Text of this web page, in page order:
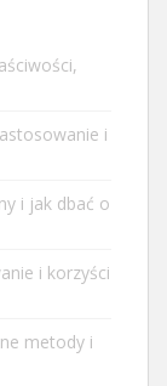
i
i jak dbać o
i korzyści
metody i